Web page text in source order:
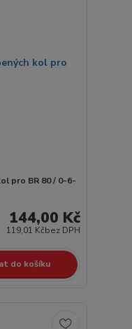
pro BR 80 / 0-6-
144,00 Kč
119,01 Kčbez DPH
do košíku